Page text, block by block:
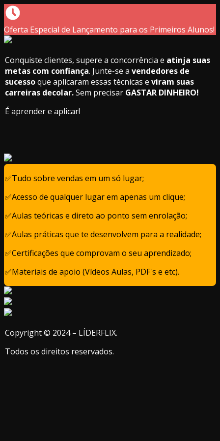
Oferta Especial de Lançamento para os Primeiros Alunos!
Conquiste clientes, supere a concorrência e atinja suas
metas com confiança. Junte-se a vendedores de
sucessoque aplicaram essas técnicas e viram suas
carreiras decolar.Sem precisar GASTAR DINHEIRO!
É aprender e aplicar!
✅Tudo sobre vendas em um só lugar;
✅Acesso de qualquer lugar em apenas um clique;
✅Aulas teóricas e direto ao ponto sem enrolação;
✅Aulas práticas que te desenvolvem para a realidade;
✅Certificações que comprovam o seu aprendizado;
✅Materiais de apoio (Vídeos Aulas, PDF's e etc).
Copyright © 2024 – LÍDERFLIX.
Todos os direitos reservados.